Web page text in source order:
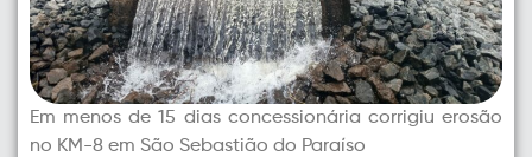
Em menos de 15 dias concessionária corrigiu erosão
no KM-8 em São Sebastião do Paraíso